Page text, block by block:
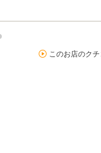
このお店のク